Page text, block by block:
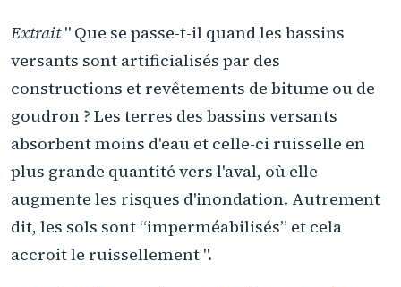
Extrait" Que se passe-t-il quand les bassins
versants sont artificialisés par des
constructions et revêtements de bitume ou de
goudron ? Les terres des bassins versants
absorbent moins d'eau et celle-ci ruisselle en
plus grande quantité vers l'aval, où elle
augmente les risques d'inondation. Autrement
dit, les sols sont “imperméabilisés” et cela
accroit le ruissellement ".